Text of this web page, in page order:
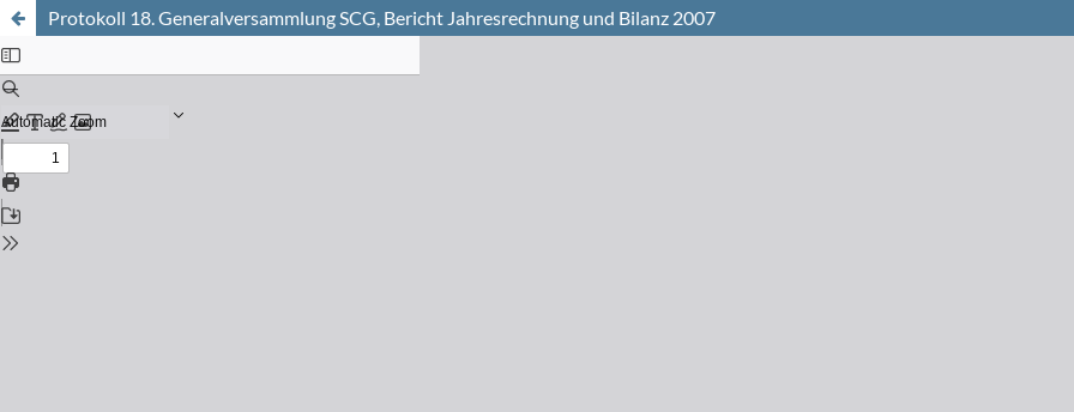
Protokoll 18. Generalversammlung SCG, Bericht Jahresrechnung und Bilanz 2007